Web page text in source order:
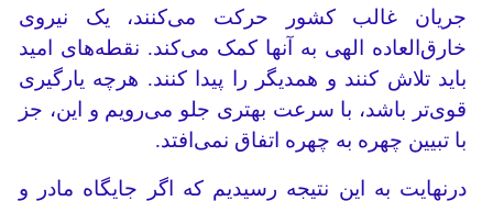
جریان غالب کشور حرکت می‌کنند، یک نیروی
خارق‌العاده الهی به آنها کمک می‌کند. نقطه‌های امید
باید تلاش کنند و همدیگر را پیدا کنند. هرچه یارگیری
قوی‌تر باشد، با سرعت بهتری جلو می‌رویم و این، جز
با تبیین چهره به چهره اتفاق نمی‌افتد.
درنهایت به این نتیجه رسیدیم که اگر جایگاه مادر و